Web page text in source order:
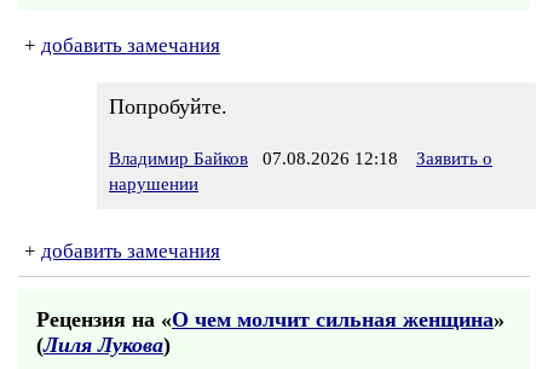
+ добавить замечания
Попробуйте.
Владимир Байков 07.08.2026 12:18
Заявить о
нарушении
+ добавить замечания
Рецензия на «О чем молчит сильная женщина»
(Лиля Лукова)